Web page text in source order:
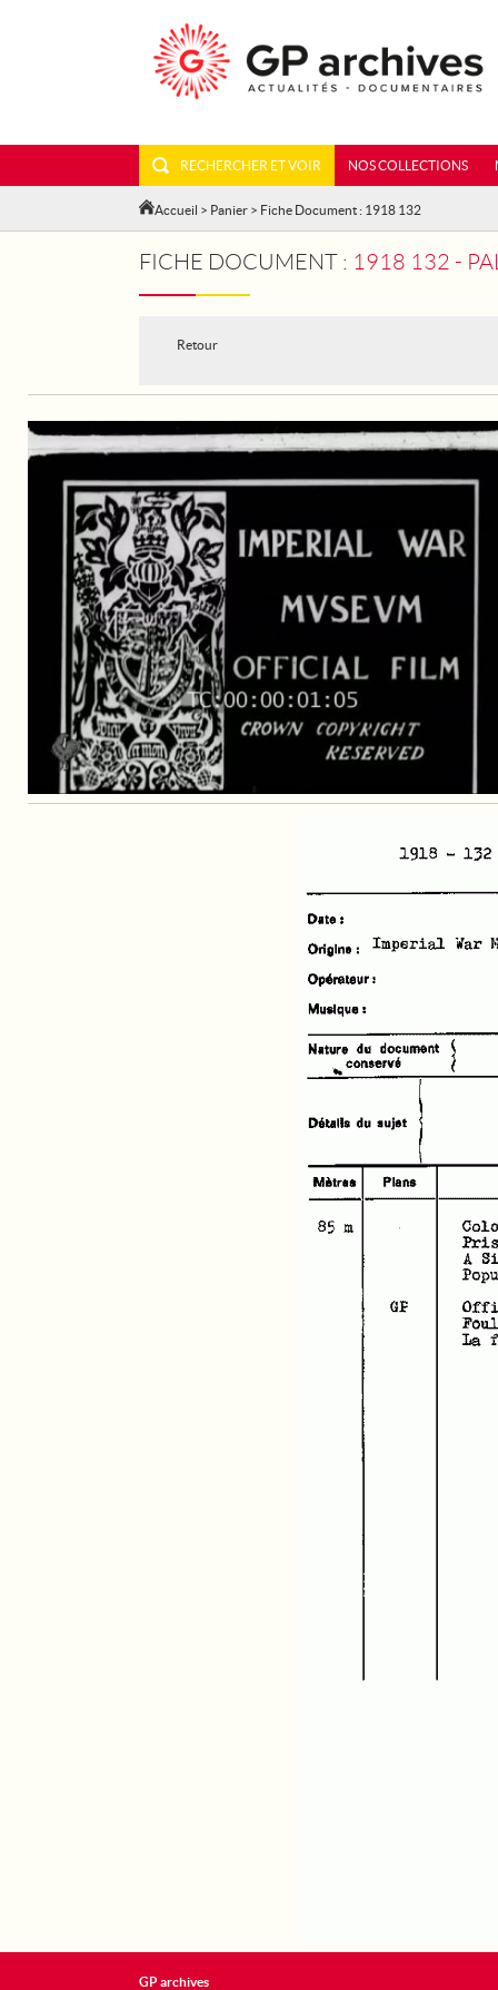
RECHERCHER ET VOIR NOS COLLECTIONS
Accueil > Panier > Fiche Document : 1918 132
FICHE DOCUMENT : 1918 132 -
Retour
GP archives